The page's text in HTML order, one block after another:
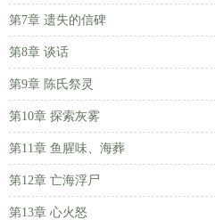
第7章 遗失的信碑
第8章 谈话
第9章 陈氏祭灵
第10章 探索灰雾
第11章 鱼腥味、海葬
第12章 亡海浮尸
第13章 心火怒